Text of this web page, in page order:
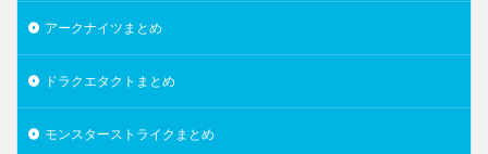
アークナイツまとめ
ドラクエタクトまとめ
モンスターストライクまとめ